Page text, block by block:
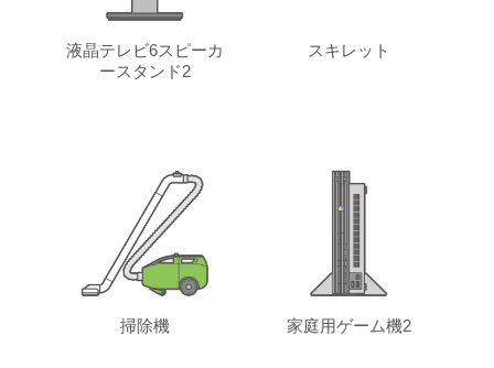
液晶テレビ6スピーカ
ースタンド2
スキレット
掃除機 家庭用ゲーム機2